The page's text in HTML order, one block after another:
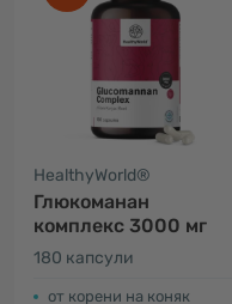
HealthyWorld®
Глюкоманан
комплекс 3000 мг
180 капсули
от корени на коняк